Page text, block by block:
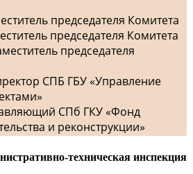
председателя Комитета
председателя Комитета
председателя
СПБ ГБУ «Управление
СПб ГКУ «Фонд
и реконструкции»
техническая инспекция